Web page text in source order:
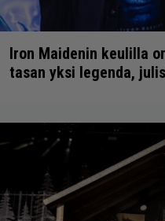
Iron Maidenin keulilla
tasan yksi legenda,